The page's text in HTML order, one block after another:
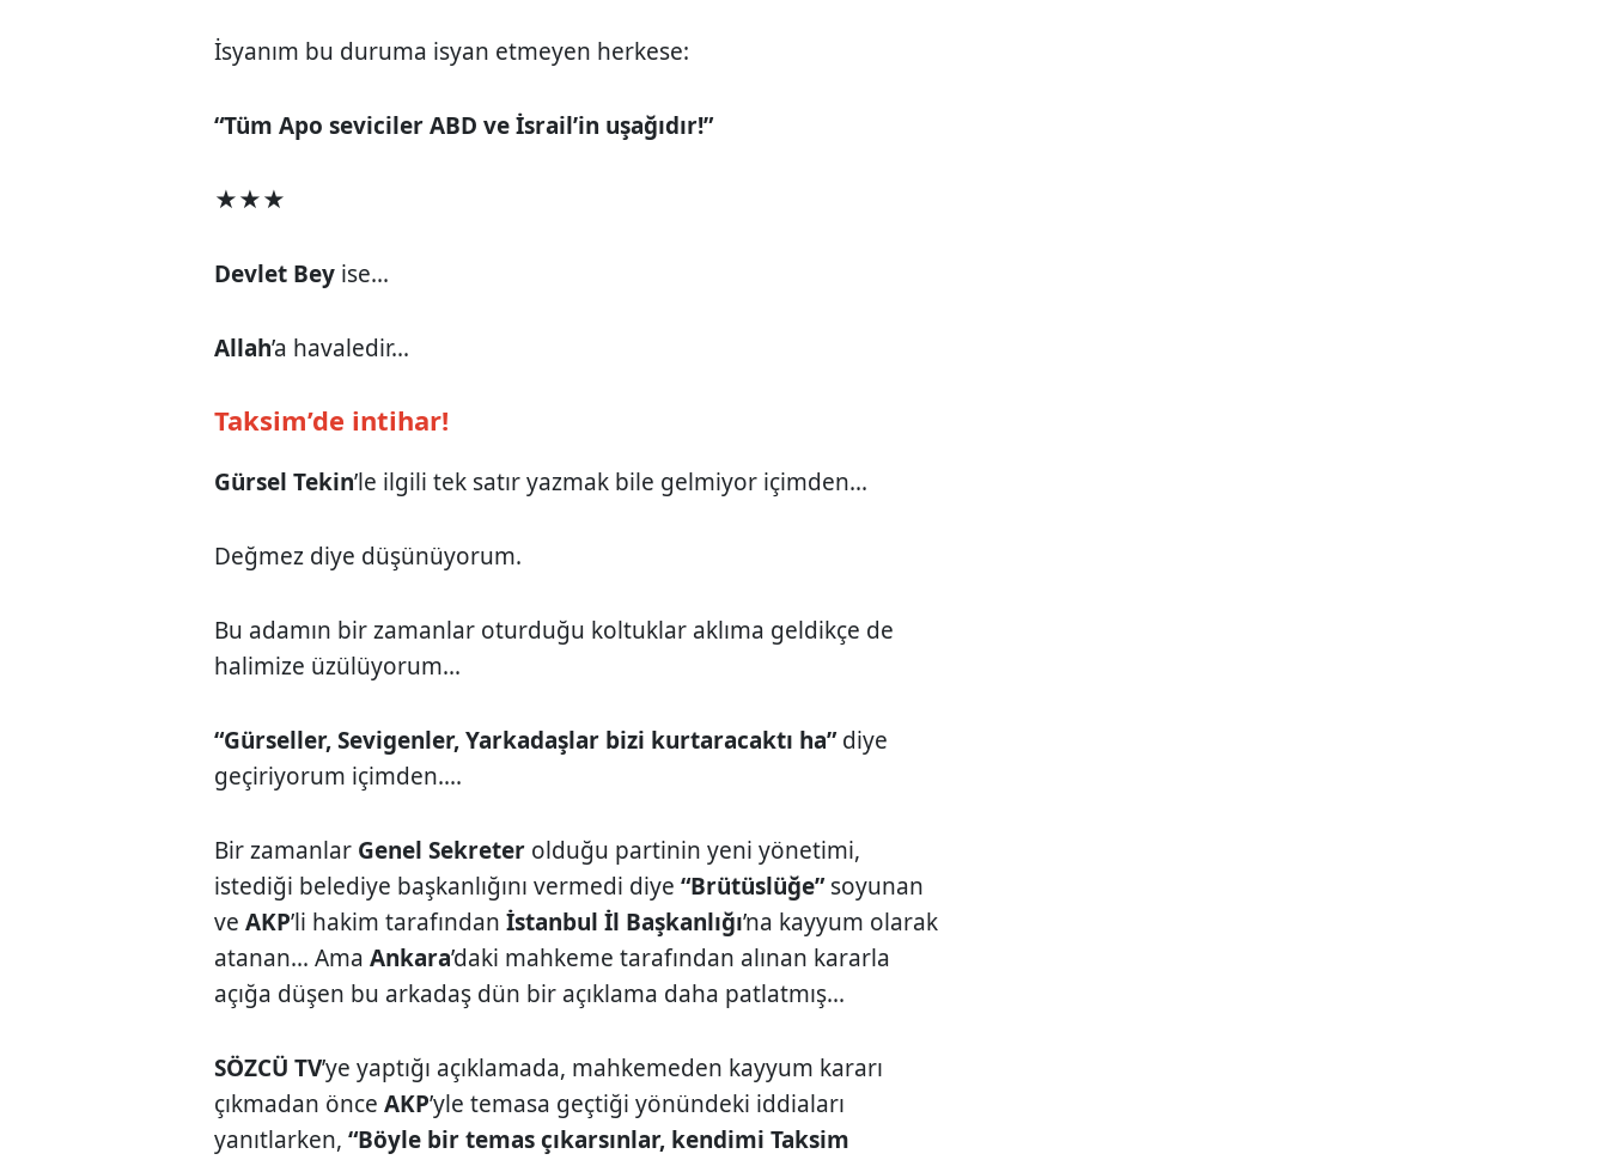
İsyanım bu duruma isyan etmeyen herkese:
“Tüm Apo seviciler ABD ve İsrail’in uşağıdır!”
★★★
Devlet Bey ise...
Allah’a havaledir...
Taksim’de intihar!
Gürsel Tekin’le ilgili tek satır yazmak bile gelmiyor içimden...
Değmez diye düşünüyorum.
Bu adamın bir zamanlar oturduğu koltuklar aklıma geldikçe de
halimize üzülüyorum...
“Gürseller, Sevigenler, Yarkadaşlar bizi kurtaracaktı ha”diye
geçiriyorum içimden....
Bir zamanlar Genel Sekreter olduğu partinin yeni yönetimi,
istediği belediye başkanlığını vermedi diye“Brütüslüğe”soyunan
ve AKP’li hakim tarafındanİstanbul İl Başkanlığı’na kayyum olarak
atanan... AmaAnkara’daki mahkeme tarafından alınan kararla
açığa düşen bu arkadaş dün bir açıklama daha patlatmış...
SÖZCÜ TV’ye yaptığı açıklamada, mahkemeden kayyum kararı
çıkmadan önceAKP’yle temasa geçtiği yönündeki iddiaları
yanıtlarken,“Böyle bir temas çıkarsınlar, kendimi Taksim